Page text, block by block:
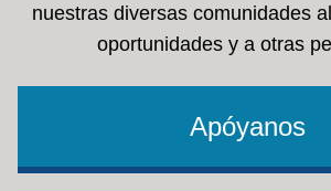
nuestras diversas comunidades
oportunidades y a otras
Apóyanos